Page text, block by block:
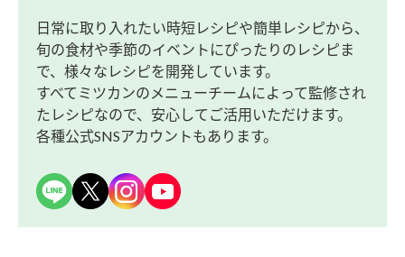
日常に取り入れたい時短レシピや簡単レシピから、
旬の食材や季節のイベントにぴったりのレシピま
で、様々なレシピを開発しています。
すべてミツカンのメニューチームによって監修され
たレシピなので、安心してご活用いただけます。
各種公式SNSアカウントもあります。